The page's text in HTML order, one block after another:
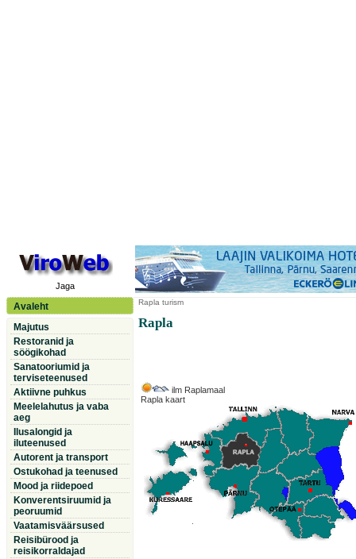
Jaga
Avaleht
Majutus
Restoranid ja
söögikohad
Sanatooriumid ja
terviseteenused
Aktiivne puhkus
Meelelahutus ja vaba
aeg
Ilusalongid ja
iluteenused
Autorent ja transport
Ostukohad ja teenused
Mood ja riidepoed
Konverentsiruumid ja
peoruumid
Vaatamisväärsused
Reisibürood ja
reisikorraldajad
Rapla turism
Rapla
ilm Raplamaal
Rapla kaart